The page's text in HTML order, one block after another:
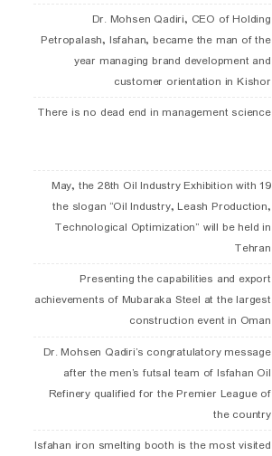
Dr. Mohsen Qadiri, CEO of Holding
Petropalash, Isfahan, became the man of the
year managing brand development and
customer orientation in Kishor
There is no dead end in management science
19 May, the 28th Oil Industry Exhibition with
the slogan “Oil Industry, Leash Production,
Technological Optimization” will be held in
Tehran
Presenting the capabilities and export
achievements of Mubaraka Steel at the largest
construction event in Oman
Dr. Mohsen Qadiri’s congratulatory message
after the men’s futsal team of Isfahan Oil
Refinery qualified for the Premier League of
the country
Isfahan iron smelting booth is the most visited